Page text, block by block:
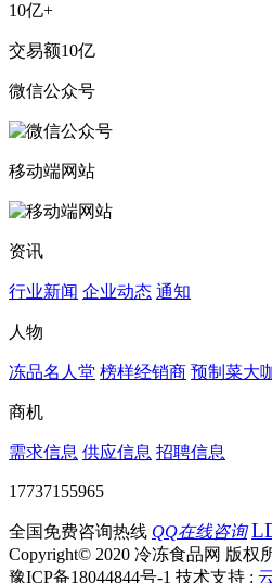
10亿+
交易额10亿
微信公众号
移动端网站
资讯
行业新闻 企业动态 通知
人物
冻品名人堂 榜样经销商 预制菜大
商机
需求信息 供应信息 招聘信息
17737155965
全国免费咨询热线 QQ在线咨询
Copyright© 2020 冷冻食品网 版权
豫ICP备18044844号-1 技术支持 :